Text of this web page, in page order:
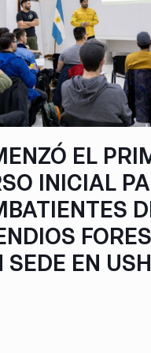
EL
INICIAL
SEDE EN